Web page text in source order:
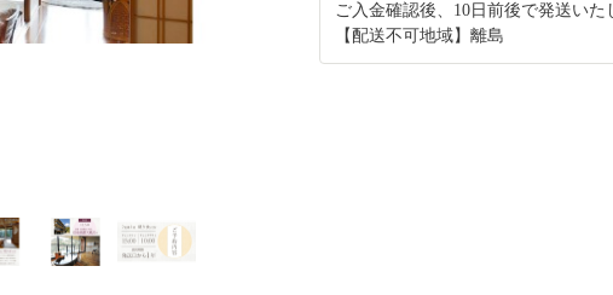
ご入金確認後、10日前後で発送いた
【配送不可地域】離島